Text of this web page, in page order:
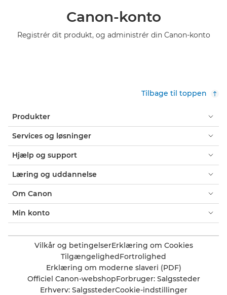
Canon-konto
Registrér dit produkt, og administrér din Canon-konto
Tilbage til toppen
Produkter
Services og løsninger
Hjælp og support
Læring og uddannelse
Om Canon
Min konto
Vilkår og betingelserErklæring om Cookies
TilgængelighedFortrolighed
Erklæring om moderne slaveri (PDF)
Officiel Canon-webshopForbruger: Salgssteder
Erhverv: SalgsstederCookie-indstillinger